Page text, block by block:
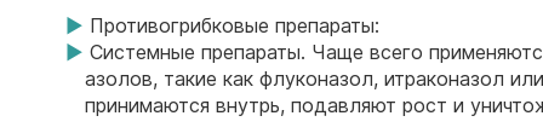
Противогрибковые препараты:
Системные препараты. Чаще всего
азолов, такие как флуконазол, итраконазол
принимаются внутрь, подавляют рост и